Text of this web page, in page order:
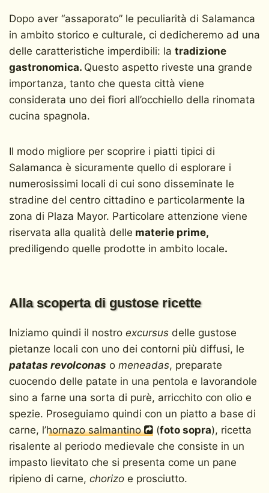
Dopo aver “assaporato” le peculiarità di Salamanca
in ambito storico e culturale, ci dedicheremo ad una
delle caratteristiche imperdibili: la tradizione
gastronomica. Questo aspetto riveste una grande
importanza, tanto che questa città viene
considerata uno dei fiori all’occhiello della rinomata
cucina spagnola.
Il modo migliore per scoprire i piatti tipici di
Salamanca è sicuramente quello di esplorare i
numerosissimi locali di cui sono disseminate le
stradine del centro cittadino e particolarmente la
zona di Plaza Mayor. Particolare attenzione viene
riservata alla qualità delle materie prime,
prediligendo quelle prodotte in ambito locale.
Alla scoperta di gustose ricette
Iniziamo quindi il nostro excursusdelle gustose
pietanze locali con uno dei contorni più diffusi, le
patatas revolconas o meneadas, preparate
cuocendo delle patate in una pentola e lavorandole
sino a farne una sorta di purè, arricchito con olio e
spezie. Proseguiamo quindi con un piatto a base di
carne, l’hornazo salmantino (foto sopra), ricetta
risalente al periodo medievale che consiste in un
impasto lievitato che si presenta come un pane
ripieno di carne, chorizoe prosciutto.